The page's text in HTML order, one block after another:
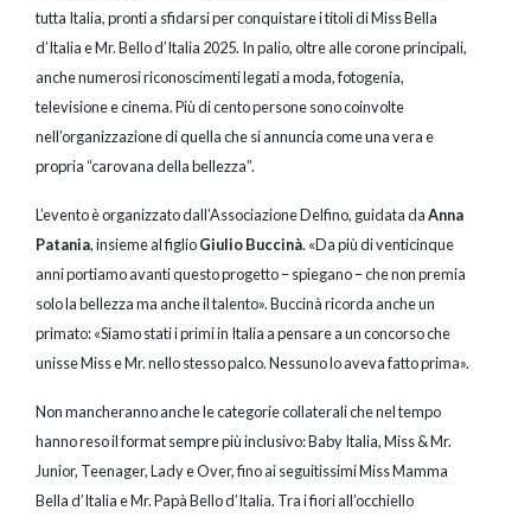
tutta Italia, pronti a sfidarsi per conquistare i titoli di Miss Bella
d’Italia e Mr. Bello d’Italia 2025. In palio, oltre alle corone principali,
anche numerosi riconoscimenti legati a moda, fotogenia,
televisione e cinema. Più di cento persone sono coinvolte
nell’organizzazione di quella che si annuncia come una vera e
propria “carovana della bellezza”.
L’evento è organizzato dall’Associazione Delfino, guidata daAnna
Patania, insieme al figlioGiulio Buccinà. «Da più di venticinque
anni portiamo avanti questo progetto – spiegano – che non premia
solo la bellezza ma anche il talento». Buccinà ricorda anche un
primato: «Siamo stati i primi in Italia a pensare a un concorso che
unisse Miss e Mr. nello stesso palco. Nessuno lo aveva fatto prima».
Non mancheranno anche le categorie collaterali che nel tempo
hanno reso il format sempre più inclusivo: Baby Italia, Miss & Mr.
Junior, Teenager, Lady e Over, fino ai seguitissimi Miss Mamma
Bella d’Italia e Mr. Papà Bello d’Italia. Tra i fiori all’occhiello